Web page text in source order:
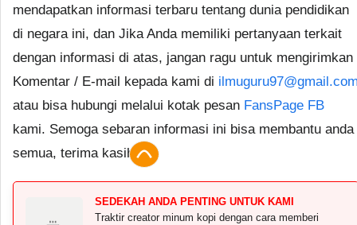
mendapatkan informasi terbaru tentang dunia pendidikan
di negara ini, dan Jika Anda memiliki pertanyaan terkait
dengan informasi di atas, jangan ragu untuk mengirimkan
Komentar / E-mail kepada kami di
atau bisa hubungi melalui kotak pesan FansPage FB
kami. Semoga sebaran informasi ini bisa membantu anda
semua, terima kasih.
SEDEKAH ANDA PENTING UNTUK KAMI
Traktir creator minum kopi dengan cara memberi